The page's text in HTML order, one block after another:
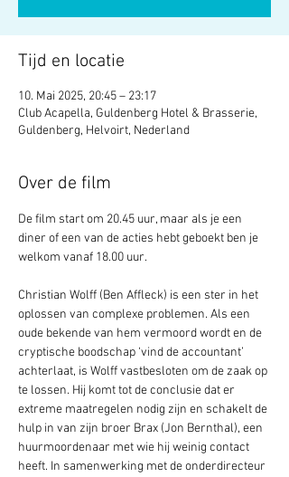
Tijd en locatie
10. Mai 2025, 20:45 – 23:17
Club Acapella, Guldenberg Hotel & Brasserie,
Guldenberg, Helvoirt, Nederland
Over de film
De film start om 20.45 uur, maar als je een
diner of een van de acties hebt geboekt ben je
welkom vanaf 18.00 uur.
Christian Wolff (Ben Affleck) is een ster in het
oplossen van complexe problemen. Als een
oude bekende van hem vermoord wordt en de
cryptische boodschap ‘vind de accountant’
achterlaat, is Wolff vastbesloten om de zaak op
te lossen. Hij komt tot de conclusie dat er
extreme maatregelen nodig zijn en schakelt de
hulp in van zijn broer Brax (Jon Bernthal), een
huurmoordenaar met wie hij weinig contact
heeft. In samenwerking met de onderdirecteur